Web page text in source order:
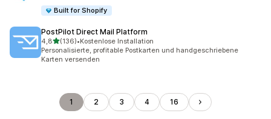
Built for Shopify
PostPilot Direct Mail Platform
4,8von 5 Sternen
(136)
136 Rezensionen insgesamt
•Kostenlose Installation
Personalisierte, profitable Postkarten und handgeschriebene
Karten versenden
1 2 3 4 16